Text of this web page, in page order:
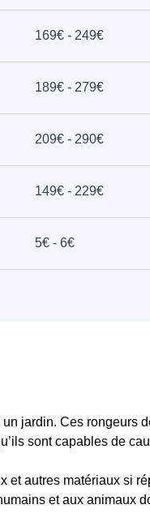
169€ - 249€
189€ - 279€
209€ - 290€
149€ - 229€
5€ - 6€
jardin. Ces rongeurs
sont capables de
et autres matériaux si
et aux animaux